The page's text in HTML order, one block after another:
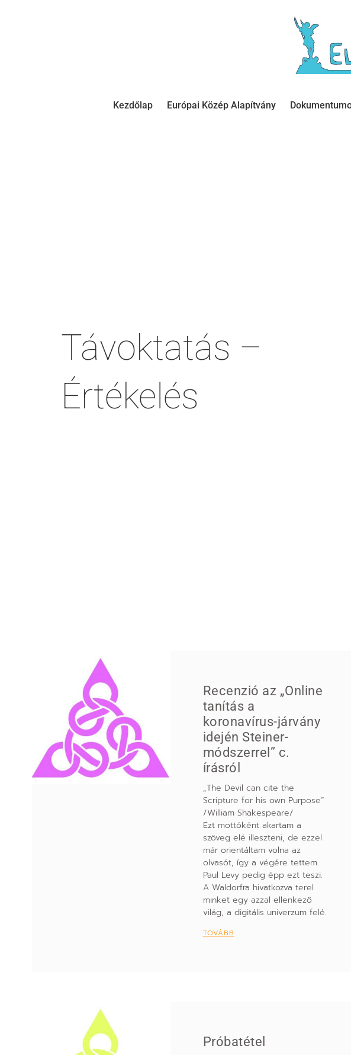
Kezdőlap Európai Közép Alapítvány
Távoktatás –
Értékelés
Recenzió az „Online
tanítás a
koronavírus-járvány
idején Steiner-
módszerrel” c.
írásról
„The Devil can cite the
Scripture for his own Purpose”
/William Shakespeare/
Ezt mottóként akartam a
szöveg elé illeszteni, de ezzel
már orientáltam volna az
olvasót, így a végére tettem.
Paul Levy pedig épp ezt teszi.
A Waldorfra hivatkozva terel
minket egy azzal ellenkező
világ, a digitális univerzum felé.
TOVÁBB
Próbatétel